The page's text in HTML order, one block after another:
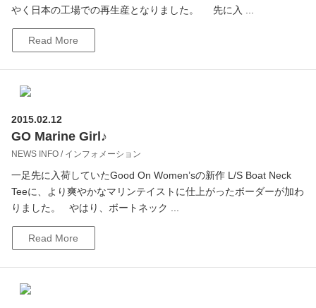
やく日本の工場での再生産となりました。 先に入 ...
Read More
2015.02.12
GO Marine Girl♪
NEWS INFO / インフォメーション
一足先に入荷していたGood On Women’sの新作 L/S Boat Neck
Teeに、より爽やかなマリンテイストに仕上がったボーダーが加わ
りました。 やはり、ボートネック ...
Read More